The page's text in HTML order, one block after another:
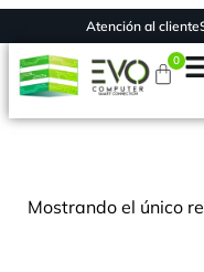
Atención al cliente
0
Mostrando el único